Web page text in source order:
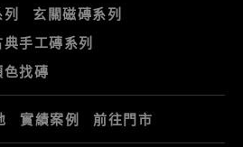
列
玄關磁磚系列
典手工磚系列
色找磚
實績案例 前往門市